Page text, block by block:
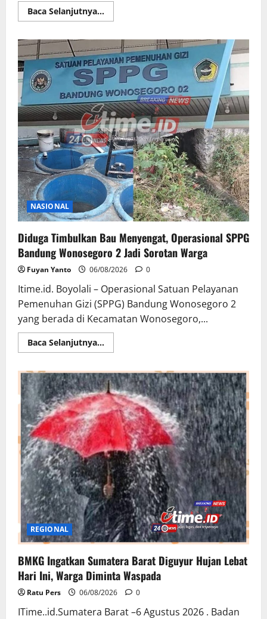
Baca Selanjutnya...Read
more
Royal
Phone
Ditemukan
Tewas
di
Grobogan,
Jasad
Korban
Berada
di
Bagasi
Mobil
NASIONAL
Diduga Timbulkan Bau Menyengat, Operasional SPPG
Bandung Wonosegoro 2 Jadi Sorotan Warga
Fuyan Yanto 06/08/2026 0
Itime.id. Boyolali – Operasional Satuan Pelayanan
Pemenuhan Gizi (SPPG) Bandung Wonosegoro 2
yang berada di Kecamatan Wonosegoro,...
Baca Selanjutnya...
more
Timbulkan
Bau
Menyengat,
Operasional
SPPG
Bandung
Wonosegoro
2
Jadi
Sorotan
Warga
REGIONAL
BMKG Ingatkan Sumatera Barat Diguyur Hujan Lebat
Hari Ini, Warga Diminta Waspada
Ratu Pers 06/08/2026 0
ITime..id.Sumatera Barat –6 Agustus 2026 . Badan